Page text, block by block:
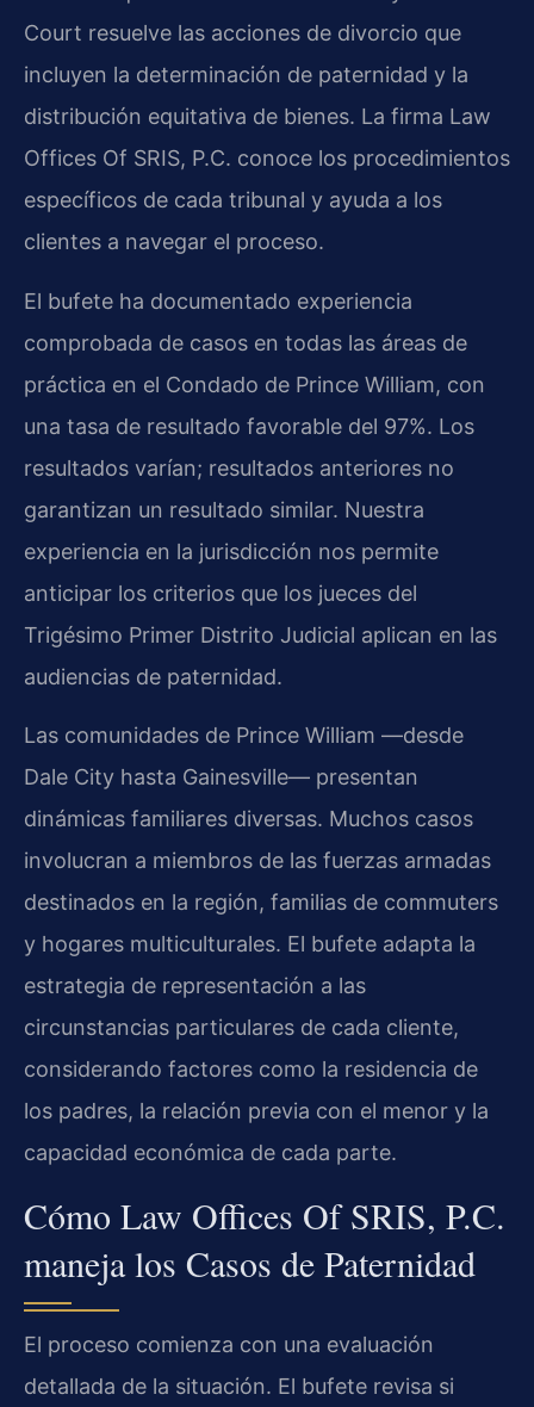
Court resuelve las acciones de divorcio que
incluyen la determinación de paternidad y la
distribución equitativa de bienes. La firma Law
Offices Of SRIS, P.C. conoce los procedimientos
específicos de cada tribunal y ayuda a los
clientes a navegar el proceso.
El bufete ha documentado experiencia
comprobada de casos en todas las áreas de
práctica en el Condado de Prince William, con
una tasa de resultado favorable del 97%. Los
resultados varían; resultados anteriores no
garantizan un resultado similar. Nuestra
experiencia en la jurisdicción nos permite
anticipar los criterios que los jueces del
Trigésimo Primer Distrito Judicial aplican en las
audiencias de paternidad.
Las comunidades de Prince William —desde
Dale City hasta Gainesville— presentan
dinámicas familiares diversas. Muchos casos
involucran a miembros de las fuerzas armadas
destinados en la región, familias de commuters
y hogares multiculturales. El bufete adapta la
estrategia de representación a las
circunstancias particulares de cada cliente,
considerando factores como la residencia de
los padres, la relación previa con el menor y la
capacidad económica de cada parte.
Cómo Law Offices Of SRIS, P.C.
maneja los Casos de Paternidad
El proceso comienza con una evaluación
detallada de la situación. El bufete revisa si